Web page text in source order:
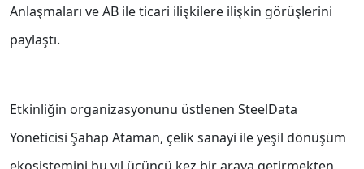
Anlaşmaları ve AB ile ticari ilişkilere ilişkin görüşlerini
paylaştı.
Etkinliğin organizasyonunu üstlenen SteelData
Yöneticisi Şahap Ataman, çelik sanayi ile yeşil dönüşüm